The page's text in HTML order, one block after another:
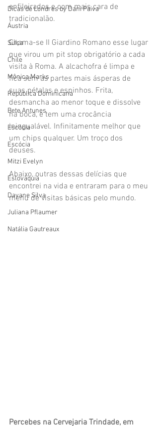
Dicas de Londres by Dani Paiva
Áustria
Suíça
Chile
Mônica Marks
República Dominicana
Bete Antunes
Escócia
Escócia
Mitzi Evelyn
Eslováquia
Dayane Silva
Juliana Pflaumer
Natália Gautreaux
enfileirados e com mais cara de
tradicionalão.
Chama-se II Giardino Romano esse lugar
que virou um pit stop obrigatório a cada
visita à Roma. A alcachofra é limpa e
fica sem as partes mais ásperas de
suas pétalas e espinhos. Frita,
desmancha ao menor toque e dissolve
na boca, e tem uma crocância
iningualável. Infinitamente melhor que
um chips qualquer. Um troço dos
deuses.
Abaixo, outras dessas delícias que
encontrei na vida e entraram para o meu
menu de visitas básicas pelo mundo.
Percebes na Cervejaria Trindade, em